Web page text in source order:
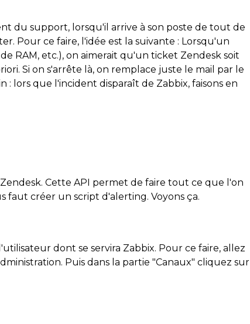
du support, lorsqu'il arrive à son poste de tout de
Pour ce faire, l'idée est la suivante : Lorsqu'un
RAM, etc.), on aimerait qu'un ticket Zendesk soit
Si on s'arrête là, on remplace juste le mail par le
lors que l'incident disparaît de Zabbix, faisons en
Cette API permet de faire tout ce que l'on
faut créer un script d'alerting. Voyons ça.
dont se servira Zabbix. Pour ce faire, allez
Puis dans la partie "Canaux" cliquez sur